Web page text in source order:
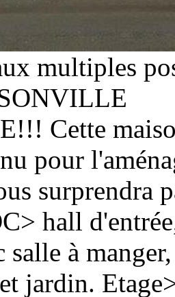
multiples
Cette
pour
surprendra
hall
salle à
jardin.